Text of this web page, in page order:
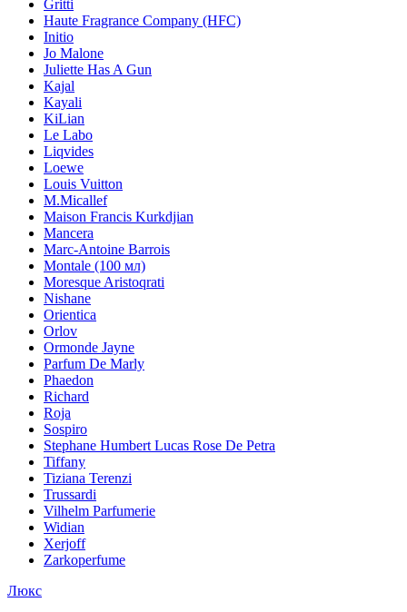
Gritti
Haute Fragrance Company (HFC)
Initio
Jo Malone
Juliette Has A Gun
Kajal
Kayali
KiLian
Le Labo
Liqvides
Loewe
Louis Vuitton
M.Micallef
Maison Francis Kurkdjian
Mancera
Marc-Antoine Barrois
Montale (100 мл)
Moresque Aristoqrati
Nishane
Orientica
Orlov
Ormonde Jayne
Parfum De Marly
Phaedon
Richard
Roja
Sospiro
Stephane Humbert Lucas Rose De Petra
Tiffany
Tiziana Terenzi
Trussardi
Vilhelm Parfumerie
Widian
Xerjoff
Zarkoperfume
Люкс